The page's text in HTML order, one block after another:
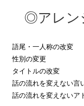
◎アレン
語尾・一人称の改変
性別の変更
タイトルの改変
話の流れを変えない言
話の流れを変えないア